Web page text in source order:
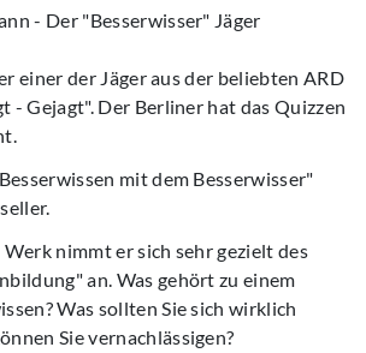
- Der "Besserwisser" Jäger
einer der Jäger aus der beliebten ARD
- Gejagt". Der Berliner hat das Quizzen
mit dem Besserwisser"
nimmt er sich sehr gezielt des
an. Was gehört zu einem
Was sollten Sie sich wirklich
Sie vernachlässigen?